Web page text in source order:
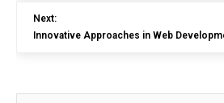
Next:
Innovative Approaches in Web